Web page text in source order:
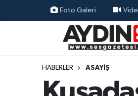
Foto Galeri
HABERLER ASAYIŞ
Siyaset
Aydın Nöbetçi Eczaneler
Aydın Hava Durumu
Aydin Namaz Vakitleri